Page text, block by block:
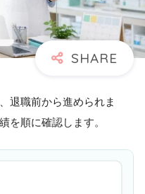
退職前から進められま
を順に確認します。